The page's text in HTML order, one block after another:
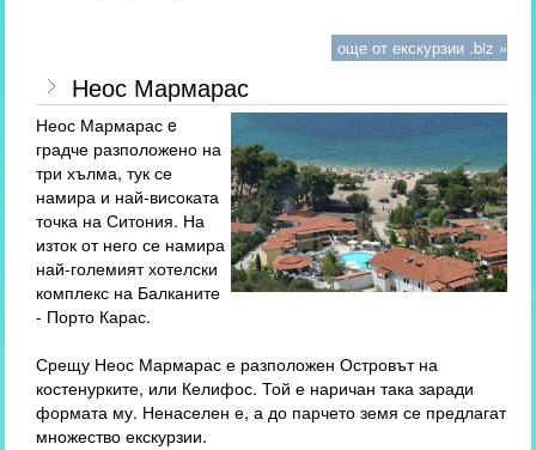
още от екскурзии .biz »
Неос Мармарас
Неос Мармарас e
градче разположено на
три хълма, тук се
намира и най-високата
точка на Ситония. На
изток от него се намира
най-големият хотелски
комплекс на Балканите
- Порто Карас.
Срещу Неос Мармарас е разположен Островът на
костенурките, или Келифос. Той е наричан така заради
формата му. Ненаселен е, а до парчето земя се предлагат
множество екскурзии.